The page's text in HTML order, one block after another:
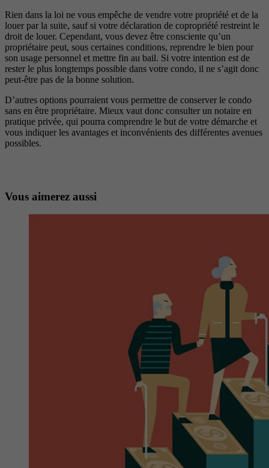
Rien dans la loi ne vous empêche de vendre votre propriété et de la
louer par la suite, sauf si votre déclaration de copropriété restreint le
droit de louer. Cependant, vous devez être consciente qu’un
propriétaire peut, sous certaines conditions, reprendre le bien pour
son usage personnel et mettre fin au bail. Si votre intention est de
rester le plus longtemps possible dans votre condo, il ne s’agit donc
peut-être pas de la bonne solution.
D’autres options pourraient vous permettre de conserver le condo
sans en être propriétaire. Mieux vaut donc consulter un notaire en
pratique privée, qui pourra comprendre le but de votre démarche et
vous indiquer les avantages et inconvénients des différentes avenues
possibles.
Vous aimerez aussi